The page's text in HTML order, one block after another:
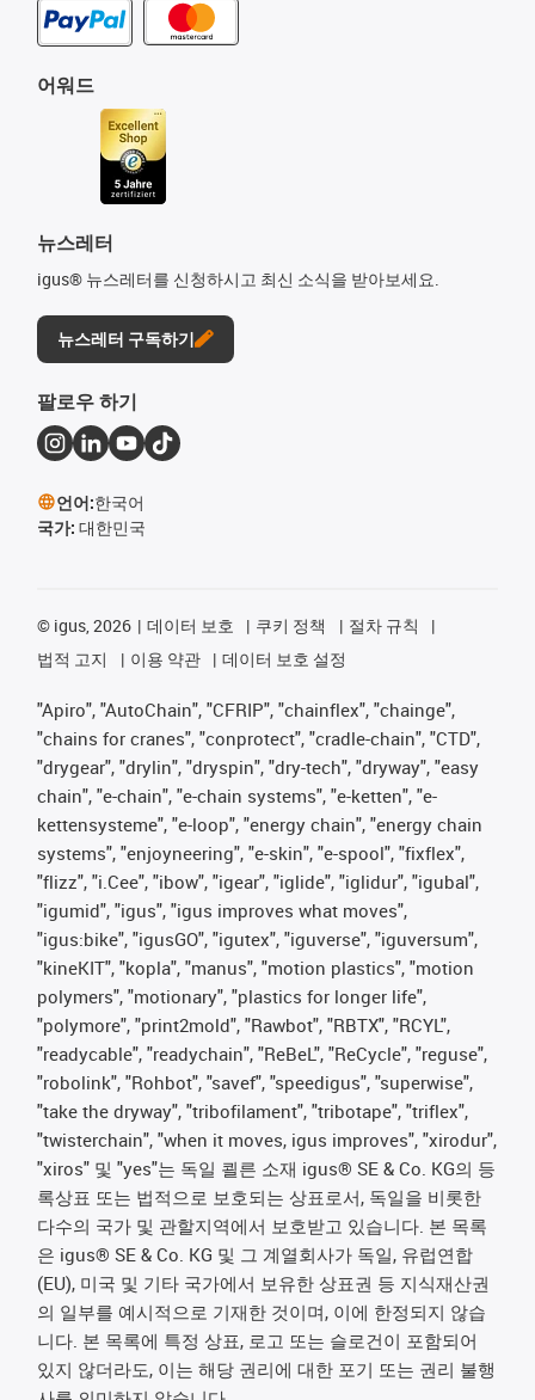
어워드
뉴스레터
igus® 뉴스레터를 신청하시고 최신 소식을 받아보세요.
뉴스레터 구독하기
팔로우 하기
언어:한국어
국가: 대한민국
© igus, 2026 데이터 보호 쿠키 정책
절차 규칙
법적 고지
이용 약관 데이터 보호 설정
"Apiro", "AutoChain", "CFRIP", "chainflex", "chainge",
"chains for cranes", "conprotect", "cradle-chain", "CTD",
"drygear", "drylin", "dryspin", "dry-tech", "dryway", "easy
chain", "e-chain", "e-chain systems", "e-ketten", "e-
kettensysteme", "e-loop", "energy chain", "energy chain
systems", "enjoyneering", "e-skin", "e-spool", "fixflex",
"flizz", "i.Cee", "ibow", "igear", "iglide", "iglidur", "igubal",
"igumid", "igus", "igus improves what moves",
"igus:bike", "igusGO", "igutex", "iguverse", "iguversum",
"kineKIT", "kopla", "manus", "motion plastics", "motion
polymers", "motionary", "plastics for longer life",
"polymore", "print2mold", "Rawbot", "RBTX", "RCYL",
"readycable", "readychain", "ReBeL", "ReCycle", "reguse",
"robolink", "Rohbot", "savef", "speedigus", "superwise",
"take the dryway", "tribofilament", "tribotape", "triflex",
"twisterchain", "when it moves, igus improves", "xirodur",
"xiros" 및 "yes"는 독일 쾰른 소재 igus® SE & Co. KG의 등
록상표 또는 법적으로 보호되는 상표로서, 독일을 비롯한
다수의 국가 및 관할지역에서 보호받고 있습니다. 본 목록
은 igus® SE & Co. KG 및 그 계열회사가 독일, 유럽연합
(EU), 미국 및 기타 국가에서 보유한 상표권 등 지식재산권
의 일부를 예시적으로 기재한 것이며, 이에 한정되지 않습
니다. 본 목록에 특정 상표, 로고 또는 슬로건이 포함되어
있지 않더라도, 이는 해당 권리에 대한 포기 또는 권리 불행